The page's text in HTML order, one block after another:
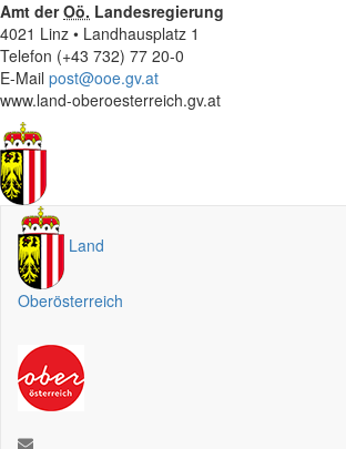
Amt derOö. Landesregierung
4021 Linz • Landhausplatz 1
Telefon (+43 732) 77 20-0
E-Mail post@ooe.gv.at
www.land-oberoesterreich.gv.at
Land
Oberösterreich